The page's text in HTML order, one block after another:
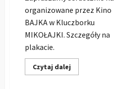
organizowane przez Kino
BAJKA w Kluczborku
MIKOŁAJKI. Szczegóły na
plakacie.
Czytaj dalej
się